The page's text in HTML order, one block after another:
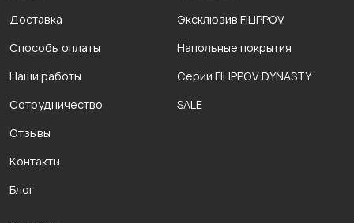
Доставка
Способы оплаты
Наши работы
Сотрудничество
Отзывы
Контакты
Блог
Эксклюзив FILIPPOV
Напольные покрытия
Серии FILIPPOV DYNASTY
SALE